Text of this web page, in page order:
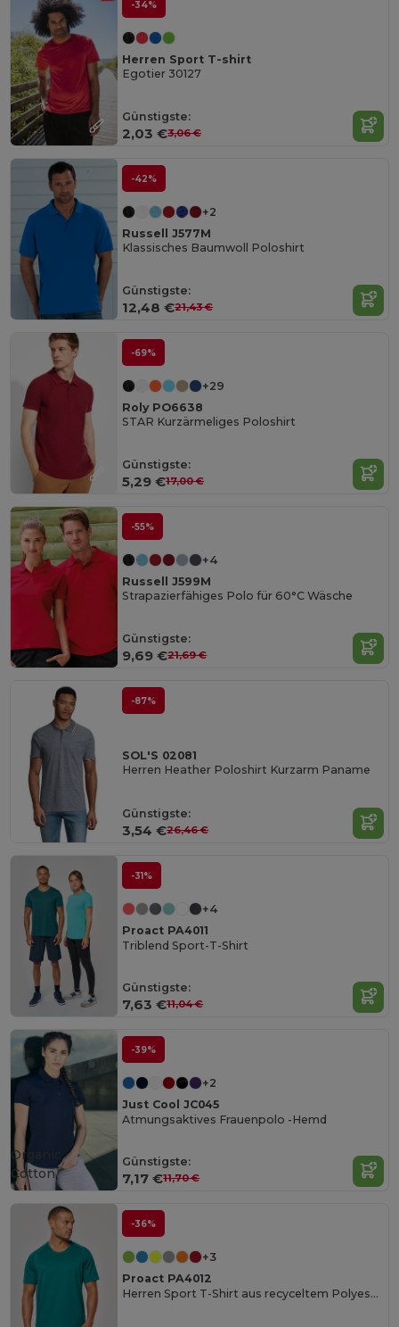
-34%
Herren Sport T-shirt
Egotier 30127
Günstigste:
2,03 €3,06 €
-42%
+2
Russell J577M
Klassisches Baumwoll Poloshirt
Günstigste:
12,48 €21,43 €
-69%
+29
Roly PO6638
STAR Kurzärmeliges Poloshirt
Günstigste:
5,29 €17,00 €
-55%
+4
Russell J599M
Strapazierfähiges Polo für 60°C Wäsche
Günstigste:
9,69 €21,69 €
-87%
SOL'S 02081
Herren Heather Poloshirt Kurzarm Paname
Günstigste:
3,54 €26,46 €
-31%
+4
Proact PA4011
Triblend Sport-T-Shirt
Günstigste:
7,63 €11,04 €
-39%
+2
Just Cool JC045
Atmungsaktives Frauenpolo -Hemd
Günstigste:
7,17 €11,70 €
Organic
Cotton
-36%
+3
Proact PA4012
Herren Sport T-Shirt aus recyceltem Polyester